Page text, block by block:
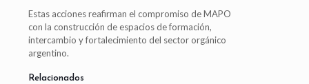
Estas acciones reafirman el compromiso de MAPO
con la construcción de espacios de formación,
intercambio y fortalecimiento del sector orgánico
argentino.
Relacionados